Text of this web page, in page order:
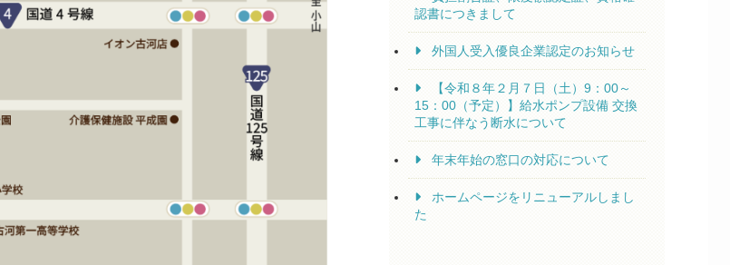
認書につきまして
外国人受入優良企業認定のお知らせ
【令和８年２月７日（土）9：00～
15：00（予定）】給水ポンプ設備 交換
工事に伴なう断水について
年末年始の窓口の対応について
ホームページをリニューアルしまし
た